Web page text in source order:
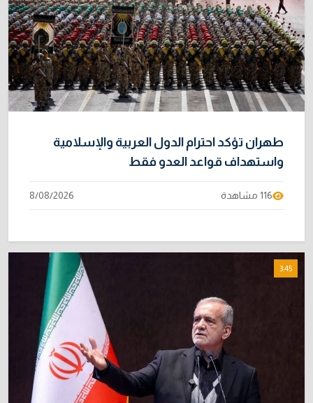
طهران تؤكد احترام الدول العربية والإسلامية
واستهداف قواعد العدو فقط
116 مشاهدة 8/08/2026
3:45